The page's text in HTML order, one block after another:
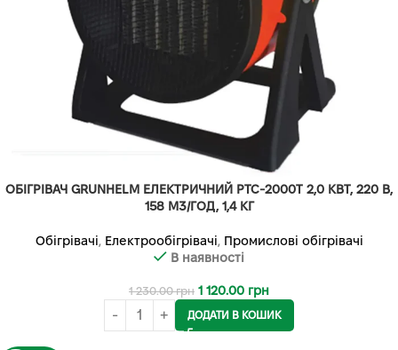
ОБІГРІВАЧ GRUNHELM ЕЛЕКТРИЧНИЙ PTC-2000T 2,0 КВТ, 220 В,
158 М3/ГОД, 1,4 КГ
Обігрівачі, Електрообігрівачі, Промислові обігрівачі
В наявності
1 230.00грн 1 120.00 грн
ДОДАТИ В КОШИК